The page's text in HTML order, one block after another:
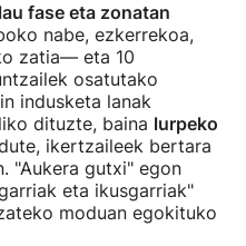
lau fase eta zonatan
nabe, ezkerrekoa,
zatia— eta 10
osatutako
indusketa lanak
dituzte, baina lurpeko
ikertzaileek bertara
"Aukera gutxi" egon
eta ikusgarriak"
moduan egokituko